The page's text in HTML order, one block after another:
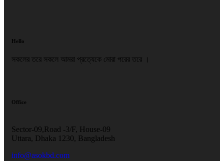
Hello
সকলের তরে সকলে আমরা প্রত্যেকে মোরা পরের তরে ।
Office
Sector-09,Road -3/F, House-09
Uttara, Dhaka 1230, Bangladesh
info@asokbd.com